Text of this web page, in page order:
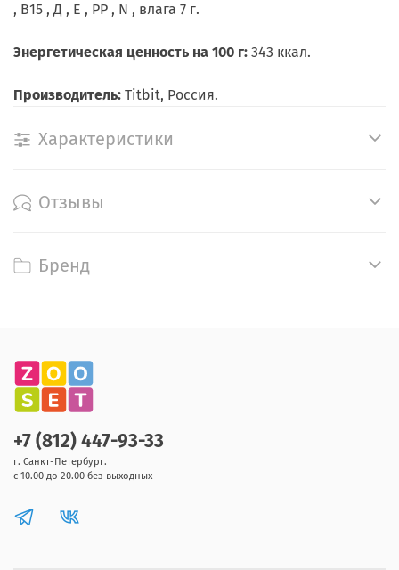
, В15 , Д , Е , РР , N , влага 7 г.
Энергетическая ценность на 100 г: 343 ккал.
Производитель: Titbit, Россия.
Характеристики
Отзывы
Бренд
+7 (812) 447-93-33
г. Санкт-Петербург.
с 10.00 до 20.00 без выходных